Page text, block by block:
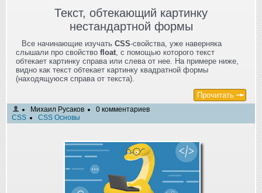
Текст, обтекающий картинку
нестандартной формы
Все начинающие изучать CSS-свойства, уже наверняка
слышали про свойство float , с помощью которого текст
обтекает картинку справа или слева от нее. На примере ниже,
видно как текст обтекает картинку квадратной формы
(находящуюся справа от текста).
Прочитать
Михаил Русаков
0 комментариев
CSS
CSS Основы